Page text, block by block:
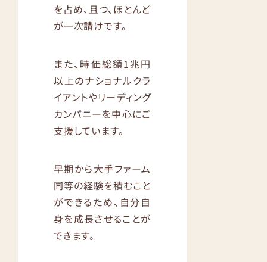
を占め、且つ、ほとんど
が一次請けです。
また、時価総額1兆円
以上のナショナルクラ
イアントやリーディング
カンパニーを中心にご
支援しています。
早期から大手ファーム
同等の経験を積むこと
ができるため、自分自
身を成長させることが
できます。